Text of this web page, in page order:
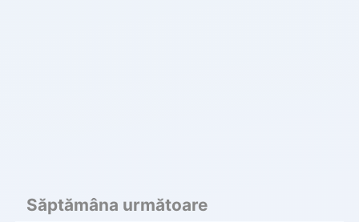
Săptămâna următoare